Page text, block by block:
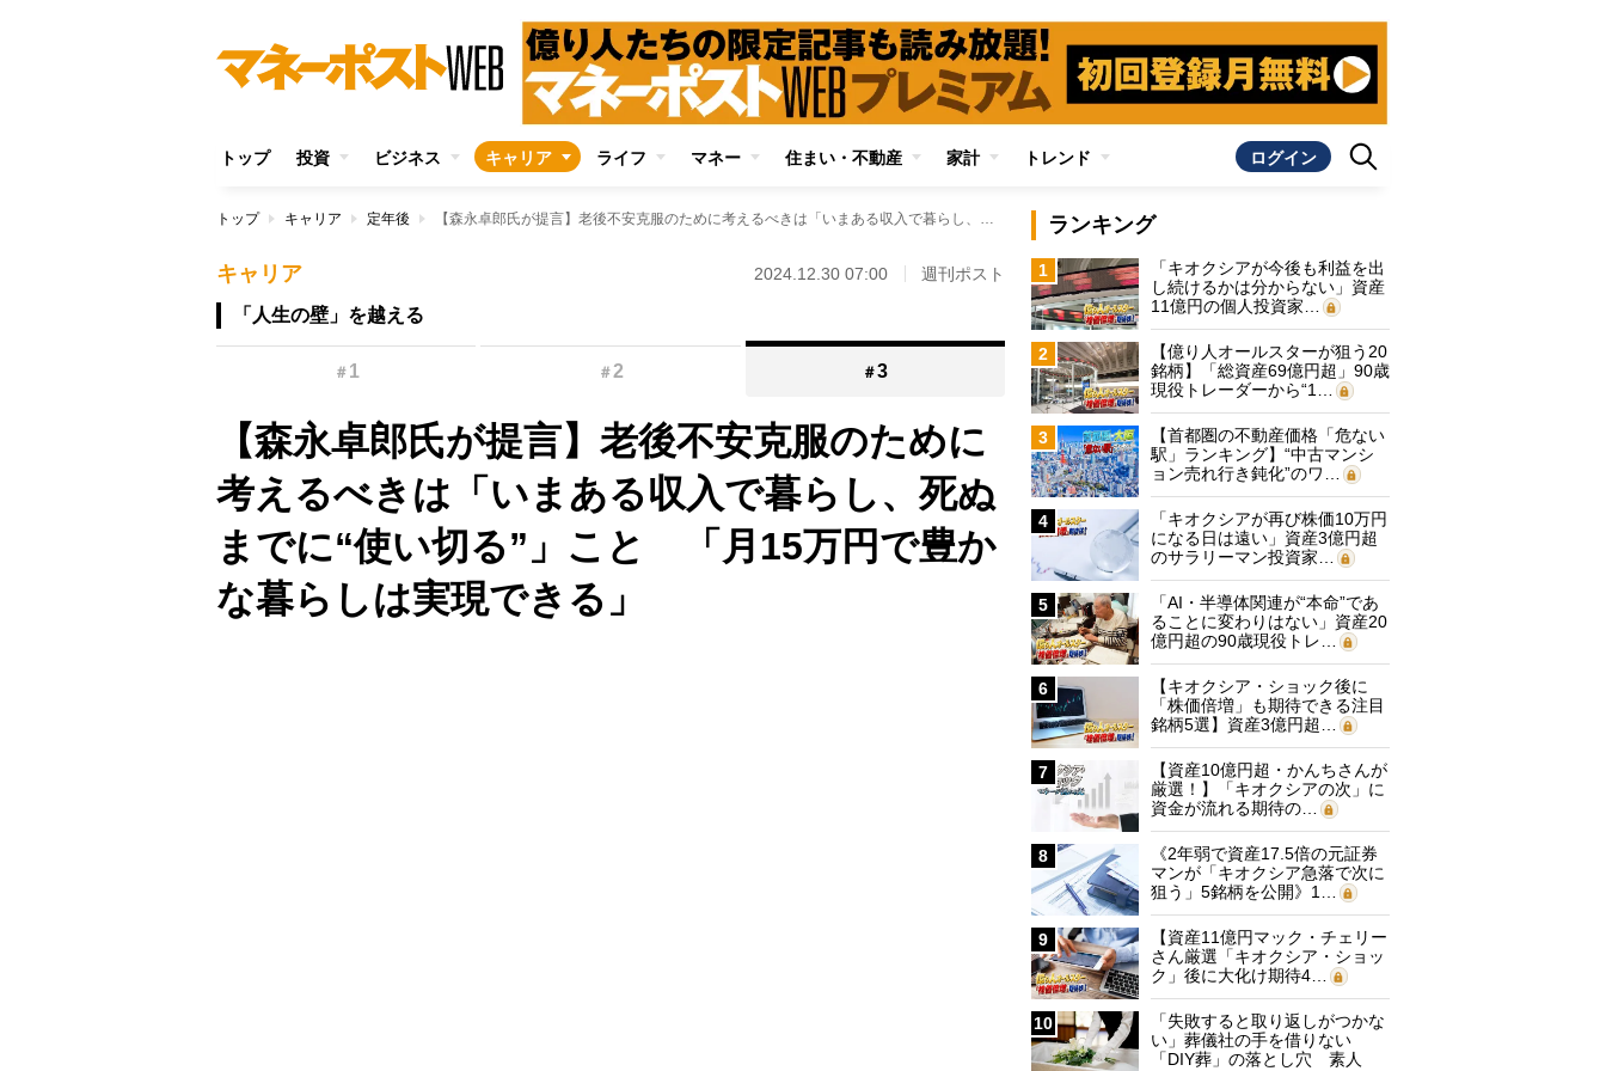
トップ 投資 ビジネス キャリア ライフ マネー 住まい・不動産 家計 トレンド ログイン
トップ キャリア 定年後 【森永卓郎氏が提言】老後不安克服のために考えるべきは「いまある収入で暮らし、死ぬまでに“使い切る”」こと 「月15万円で豊かな暮らしは実現できる」
キャリア 2024.12.30 07:00 週刊ポスト
「人生の壁」を越える
＃ 1 ＃2 ＃3
【森永卓郎氏が提言】老後不安克服のために
考えるべきは「いまある収入で暮らし、死ぬ
までに“使い切る”」こと 「月15万円で豊か
な暮らしは実現できる」
ランキング
1
「キオクシアが今後も利益を出
し続けるかは分からない」資産
11億円の個人投資家…
2
【億り人オールスターが狙う20
銘柄】「総資産69億円超」90歳
現役トレーダーから“1…
3
【首都圏の不動産価格「危ない
駅」ランキング】“中古マンシ
ョン売れ行き鈍化”のワ…
4
「キオクシアが再び株価10万円
になる日は遠い」資産3億円超
のサラリーマン投資家…
5
「AI・半導体関連が“本命”であ
ることに変わりはない」資産20
億円超の90歳現役トレ…
6
【キオクシア・ショック後に
「株価倍増」も期待できる注目
銘柄5選】資産3億円超…
7
【資産10億円超・かんちさんが
厳選！】「キオクシアの次」に
資金が流れる期待の…
8
《2年弱で資産17.5倍の元証券
マンが「キオクシア急落で次に
狙う」5銘柄を公開》1…
9
【資産11億円マック・チェリー
さん厳選「キオクシア・ショッ
ク」後に大化け期待4…
10
「失敗すると取り返しがつかな
い」葬儀社の手を借りない
「DIY葬」の落とし穴 素人